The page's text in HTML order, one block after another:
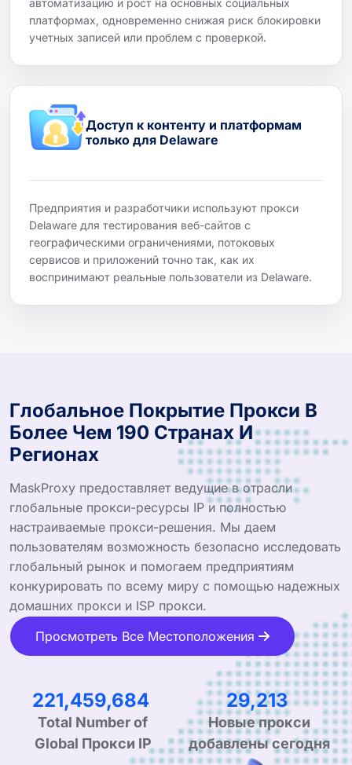
платформах, одновременно снижая риск блокировки
учетных записей или проблем с проверкой.
Доступ к контенту и платформам
только для Delaware
Предприятия и разработчики используют прокси
Delaware для тестирования веб-сайтов с
географическими ограничениями, потоковых
сервисов и приложений точно так, как их
воспринимают реальные пользователи из Delaware.
Глобальное Покрытие Прокси В
Более Чем 190 Странах И
Регионах
MaskProxy предоставляет ведущие в отрасли
глобальные прокси-ресурсы IP и полностью
настраиваемые прокси-решения. Мы даем
пользователям возможность безопасно исследовать
глобальный рынок и помогаем предприятиям
конкурировать по всему миру с помощью надежных
домашних прокси и ISP прокси.
Просмотреть Все Местоположения
349,148,152
Total Number of
Global Прокси IP
46,391
Новые прокси
добавлены сегодня